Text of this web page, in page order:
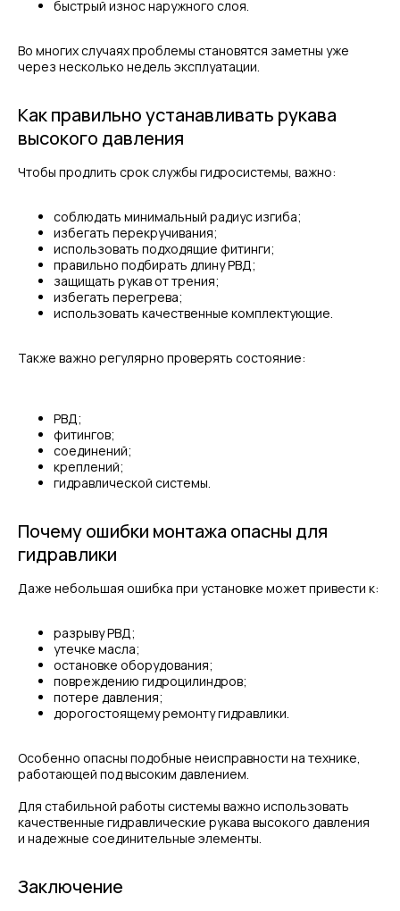
быстрый износ наружного слоя.
Во многих случаях проблемы становятся заметны уже
через несколько недель эксплуатации.
Как правильно устанавливать рукава
высокого давления
Чтобы продлить срок службы гидросистемы, важно:
соблюдать минимальный радиус изгиба;
избегать перекручивания;
использовать подходящие фитинги;
правильно подбирать длину РВД;
защищать рукав от трения;
избегать перегрева;
использовать качественные комплектующие.
Также важно регулярно проверять состояние:
РВД;
фитингов;
соединений;
креплений;
гидравлической системы.
Почему ошибки монтажа опасны для
гидравлики
Даже небольшая ошибка при установке может привести к:
разрыву РВД;
утечке масла;
остановке оборудования;
повреждению гидроцилиндров;
потере давления;
дорогостоящему ремонту гидравлики.
Особенно опасны подобные неисправности на технике,
работающей под высоким давлением.
Для стабильной работы системы важно использовать
качественные гидравлические рукава высокого давления
и надежные соединительные элементы.
Заключение
Компания
ЧАСЫ РАБОТЫ
МЕДИА
Пн - Пт, с 09:00 до 18:00
ОБРАТНАЯ СВЯЗЬ
+7
Я соглашаюсь с условиями и даю своё согласие
Отправить
Политика персональных данных
Сервис 2022-2026 Разработка сайта
ИНФОРМАЦИЯ